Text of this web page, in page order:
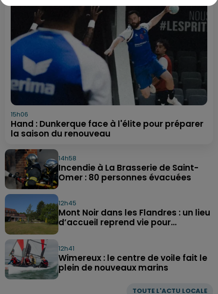
TOUTE L'ACTU LOCALE
15h06
Hand : Dunkerque face à l'élite pour préparer
la saison du renouveau
14h58
Incendie à La Brasserie de Saint-
Omer : 80 personnes évacuées
12h45
Mont Noir dans les Flandres : un lieu
d’accueil reprend vie pour...
12h41
Wimereux : le centre de voile fait le
plein de nouveaux marins